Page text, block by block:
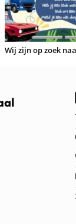
Wij zijn op zoek